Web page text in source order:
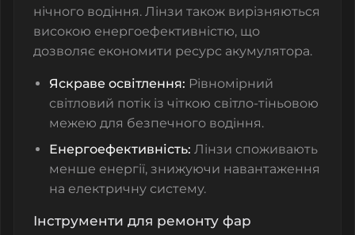
нічного водіння. Лінзи також вирізняються
високою енергоефективністю, що
дозволяє економити ресурс акумулятора.
Яскраве освітлення: Рівномірний
світловий потік із чіткою світло-тіньовою
межею для безпечного водіння.
Енергоефективність: Лінзи споживають
менше енергії, знижуючи навантаження
на електричну систему.
Інструменти для ремонту фар